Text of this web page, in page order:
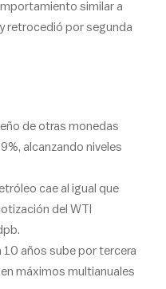
similar a
retrocedió por segunda
de otras monedas
alcanzando niveles
cae al igual que
del WTI
10 años sube por tercera
máximos multianuales